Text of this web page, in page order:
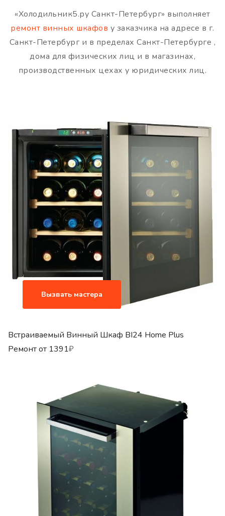
«Холодильник5.ру Санкт-Петербург» выполняет
ремонт винных шкафов у заказчика на адресе в г.
Санкт-Петербург и в пределах Санкт-Петербурге ,
дома для физических лиц и в магазинах,
производственных цехах у юридических лиц.
Вызвать мастера
Встраиваемый Винный Шкаф BI24 Home Plus
Ремонт от 1391₽